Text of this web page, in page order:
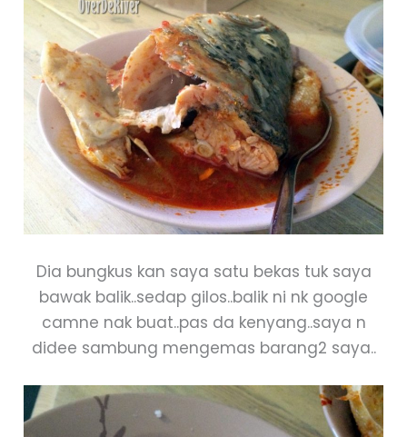
Dia bungkus kan saya satu bekas tuk saya
bawak balik..sedap gilos..balik ni nk google
camne nak buat..pas da kenyang..saya n
didee sambung mengemas barang2 saya..